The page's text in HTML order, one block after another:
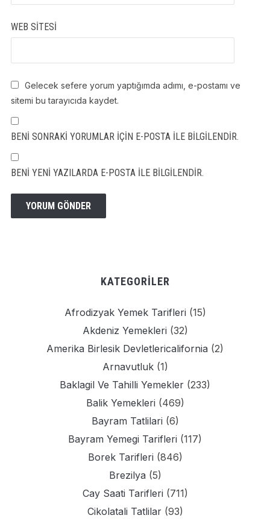
WEB SITESI
Gelecek sefere yorum yaptığımda adımı, e-postamı ve
sitemi bu tarayıcıda kaydet.
BENI SONRAKI YORUMLAR IÇIN E-POSTA ILE BILGILENDIR.
BENI YENI YAZILARDA E-POSTA ILE BILGILENDIR.
KATEGORILER
Afrodizyak Yemek Tarifleri (15)
Akdeniz Yemekleri (32)
Amerika Birlesik Devletlericalifornia (2)
Arnavutluk(1)
Baklagil Ve Tahilli Yemekler (233)
Balik Yemekleri (469)
Bayram Tatlilari (6)
Bayram Yemegi Tarifleri (117)
Borek Tarifleri (846)
Brezilya (5)
Cay Saati Tarifleri (711)
Cikolatali Tatlilar(93)